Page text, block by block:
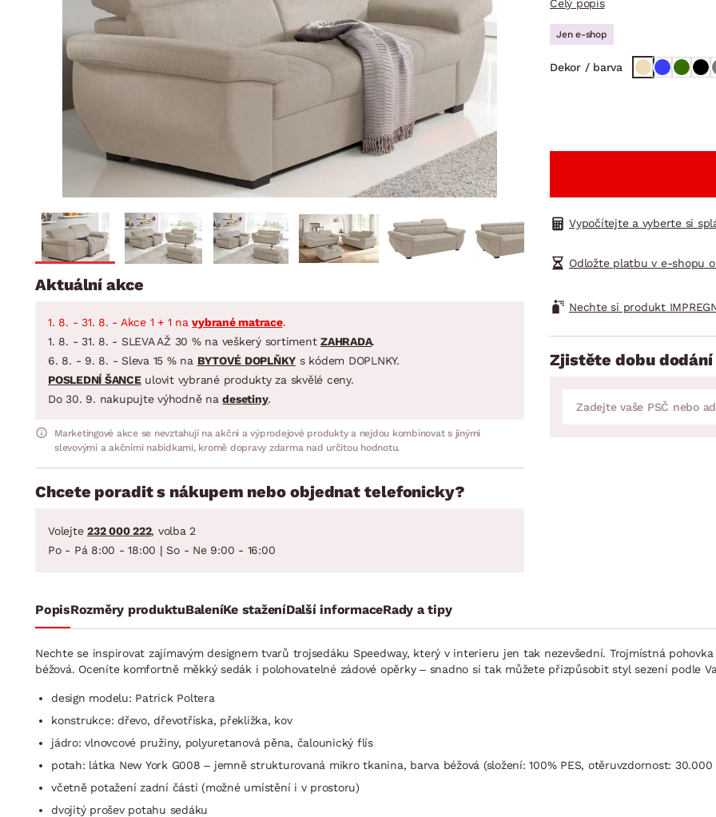
Dětský pokoj
Předsíň, šatna a chodba
Zahrada
BYTOVÝ TEXTIL
Přikrývky
Polštáře
Závěsy a žaluzie
STOLOVÁNÍ A VAŘENÍ
Jídelní servis
Hrnce
DOMÁCÍ SPOTŘEBIČE
Koupelnové sestavy
Jídelní sestavy
Zahradní sestavy
Celý popis
Jen e-shop
Dekor / barva
Vypočítejte a vyberte si
Odložte platbu v e-shopu
Nechte si produkt
Zjistěte dobu
Aktuální akce
1. 8. - 31. 8. - Akce 1 + 1 navybrané matrace.
1. 8. - 31. 8. - SLEVA AŽ 30 % na veškerý sortiment ZAHRADA.
6. 8. - 9. 8. - Sleva 15 % na BYTOVÉ DOPLŇKY s kódem DOPLNKY.
POSLEDNÍ ŠANCEulovit vybrané produkty za skvělé ceny.
Do 30. 9. nakupujte výhodně nadesetiny.
Marketingové akce se nevztahují na akční a výprodejové produkty a nejdou kombinovat s jinými
slevovými a akčními nabídkami, kromě dopravy zdarma nad určitou hodnotu.
Chcete poradit s nákupem nebo objednat telefonicky?
Volejte 232 000 222, volba 2
Po - Pá 8:00 - 18:00 | So - Ne 9:00 - 16:00
PopisRozměry produktuBaleníKe staženíDalší informaceRady a tipy
Nechte se inspirovat zajímavým designem tvarů trojsedáku Speedway, který v interieru jen tak nezevšední. Trojmístná
béžová. Oceníte komfortně měkký sedák i polohovatelné zádové opěrky – snadno si tak můžete přizpůsobit styl sezení podle
design modelu: Patrick Poltera
konstrukce: dřevo, dřevotříska, překližka, kov
jádro: vlnovcové pružiny, polyuretanová pěna, čalounický flís
potah: látka New York G008 – jemně strukturovaná mikro tkanina, barva béžová (složení: 100% PES, otěruvzdornost: 30.000
včetně potažení zadní části (možné umístění i v prostoru)
dvojitý prošev potahu sedáku